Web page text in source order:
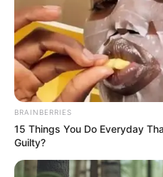
λειτουργία στην
Ο λόγος είναι ότι οι
Πάσχα σύμφωνα με το
αντίθεση με τους
βασίζουν το
ημερολόγιο.
Όλες οι αργίες του
BRAINBERRIES
15 Things You Do Everyday
Guilty?